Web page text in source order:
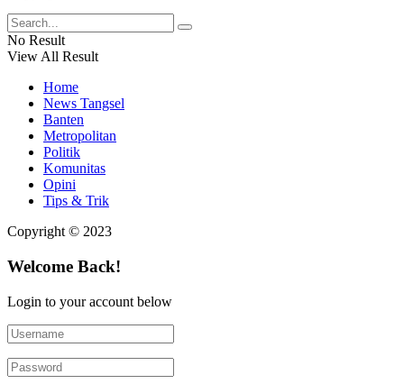
No Result
View All Result
Home
News Tangsel
Banten
Metropolitan
Politik
Komunitas
Opini
Tips & Trik
Copyright © 2023
Welcome Back!
Login to your account below